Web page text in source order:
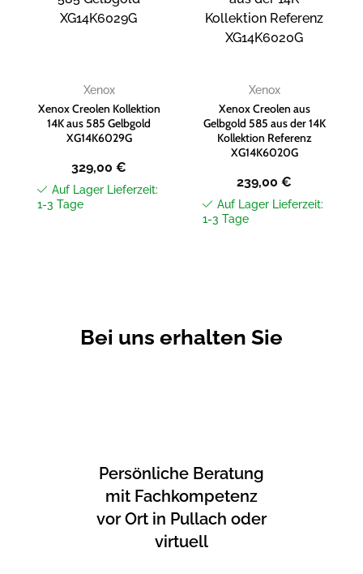
Wunschliste
hinzufügen
Xenox
Xenox Creolen Kollektion
14K aus 585 Gelbgold
XG14K6029G
329,00 €
Auf Lager Lieferzeit:
1-3 Tage
Wunschliste
hinzufügen
Xenox
Xenox Creolen aus
Gelbgold 585 aus der 14K
Kollektion Referenz
XG14K6020G
239,00 €
Auf Lager Lieferzeit:
1-3 Tage
Bei uns erhalten Sie
Persönliche Beratung
mit Fachkompetenz
vor Ort in Pullach oder
virtuell